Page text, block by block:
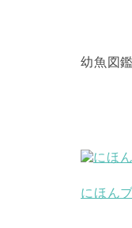
幼魚図
にほん